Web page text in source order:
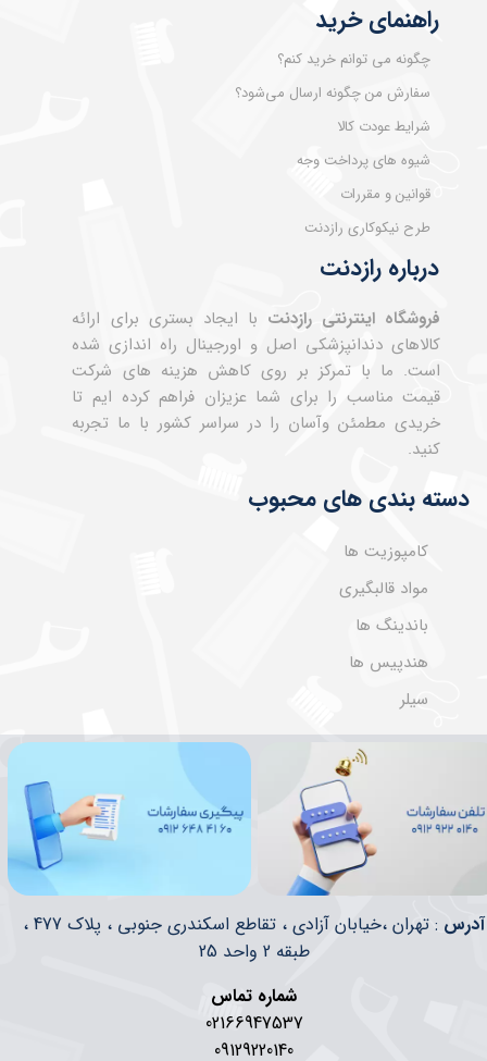
درباره رازدنت
فروشگاه اینترنتی رازدنت با ایجاد بستری برای ارائه
کالاهای دندانپزشکی اصل و اورجینال راه اندازی شده
است. ما با تمرکز بر روی کاهش هزینه های شرکت
قیمت مناسب را برای شما عزیزان فراهم کرده ایم تا
خریدی مطمئن وآسان را در سراسر کشور با ما تجربه
کنید.
راهنمای خرید
چگونه می توانم خرید کنم؟
سفارش من چگونه ارسال می‌شود؟
شرایط عودت کالا
شیوه های پرداخت وجه
قوانین و مقررات
طرح نیکوکاری رازدنت
دسته بندی های محبوب
کامپوزیت ها
مواد قالبگیری
باندینگ ها
هندپیس ها
سیلر
​​آدرس
: تهران ،خیابان آزادی ، تقاطع اسکندری جنوبی ، پلاک 477 ،
طبقه 2 واحد 25
شماره تماس
02166947537
09129220140